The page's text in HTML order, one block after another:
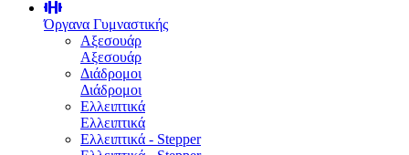
Όργανα Γυμναστικής
Αξεσουάρ
Αξεσουάρ
Διάδρομοι
Διάδρομοι
Ελλειπτικά
Ελλειπτικά
Ελλειπτικά - Stepper